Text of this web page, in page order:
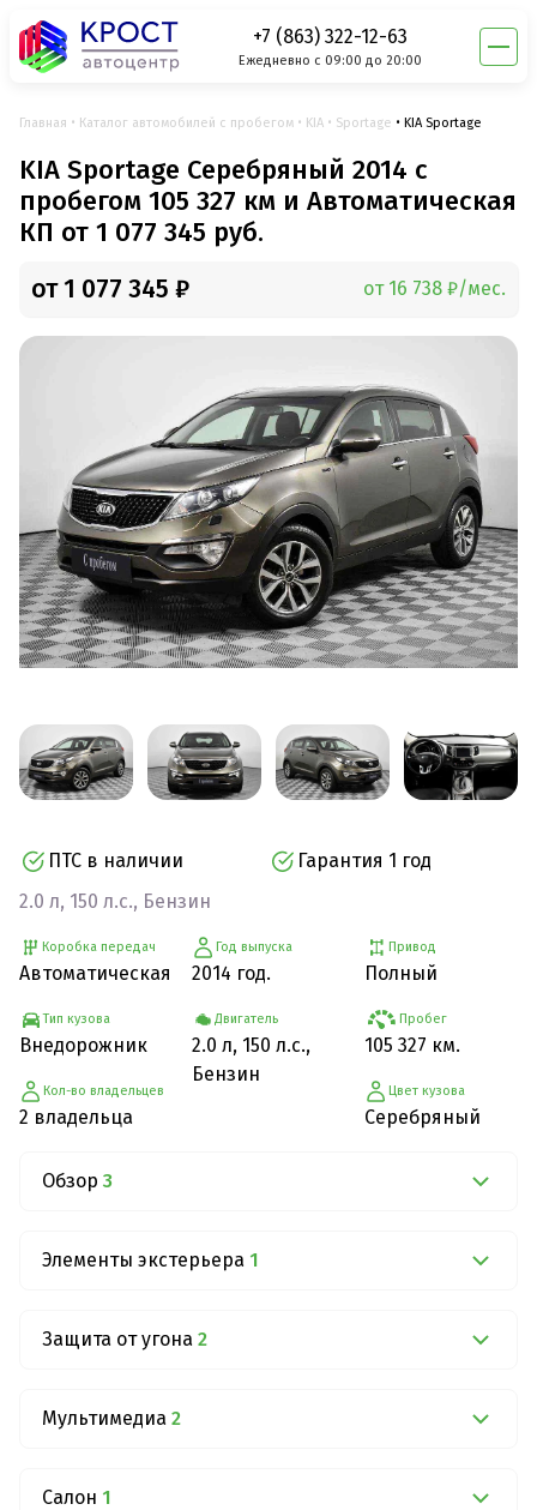
+7 (863) 322-12-63
Ежедневно с 09:00 до 20:00
Главная Каталог автомобилей с пробегом KIA Sportage KIA Sportage
KIA Sportage Серебряный 2014 с
пробегом 105 327 км и Автоматическая
КП от 1 077 345 руб.
от 1 077 345 ₽ от 16 738 ₽/мес.
ПТС в наличии
Гарантия 1 год
2.0 л, 150 л.с., Бензин
Коробка передач
Автоматическая
Тип кузова
Внедорожник
Кол-во владельцев
2 владельца
Год выпуска
2014 год.
Двигатель
2.0 л, 150 л.с.,
Бензин
Привод
Полный
Пробег
105 327 км.
Цвет кузова
Серебряный
Обзор 3
Элементы экстерьера 1
Защита от угона 2
Мультимедиа 2
Салон 1